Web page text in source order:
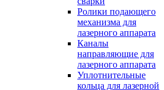
Ролики подающего
механизма для
лазерного аппарата
Каналы
направляющие для
лазерного аппарата
Уплотнительные
кольца для лазерной